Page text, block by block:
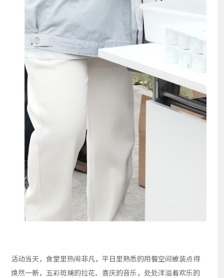
活动当天，食堂里热闹非凡，平日里熟悉的用餐空间被装点得
焕然一新，五彩斑斓的拉花、喜庆的音乐，处处洋溢着欢乐的